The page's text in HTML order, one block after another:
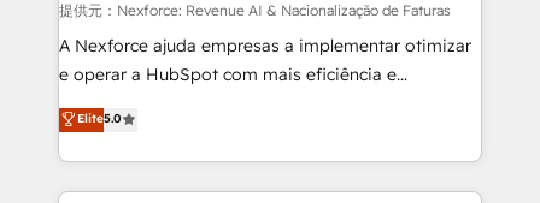
growth. 🚀 AI-Driven GTM Orchestration Unify
HubSpot with LinkedIn, WhatsApp, email, paid
media, and AI voice to drive pipeline. 🤖 AI Custom
prospecting, follow-ups, service triage, and
knowledge retrieval—built in HubSpot. ⚡ Fast-Track
提供元：Nexforce: Revenue AI & Nacionalização de Faturas
A Nexforce ajuda empresas a implementar otimizar
e operar a HubSpot com mais eficiência e
previsibilidade de receita. Combinamos Revenue
Operations (RevOps) e Inteligência Artificial para
estruturar processos integrar sistemas organizar
dados e automatizar operações. O objetivo é
Elite5.0